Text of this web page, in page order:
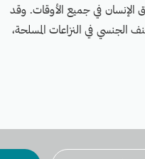
الإنسان في جميع الأوقات. وقد
في النزاعات المسلحة،